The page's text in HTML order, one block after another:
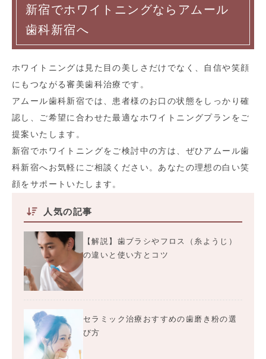
新宿でホワイトニングならアムール
歯科新宿へ
ホワイトニングは見た目の美しさだけでなく、自信や笑顔
にもつながる審美歯科治療です。
アムール歯科新宿では、患者様のお口の状態をしっかり確
認し、ご希望に合わせた最適なホワイトニングプランをご
提案いたします。
新宿でホワイトニングをご検討中の方は、ぜひアムール歯
科新宿へお気軽にご相談ください。あなたの理想の白い笑
顔をサポートいたします。
人気の記事
【解説】歯ブラシやフロス（糸ようじ）
の違いと使い方とコツ
セラミック治療おすすめの歯磨き粉の選
び方